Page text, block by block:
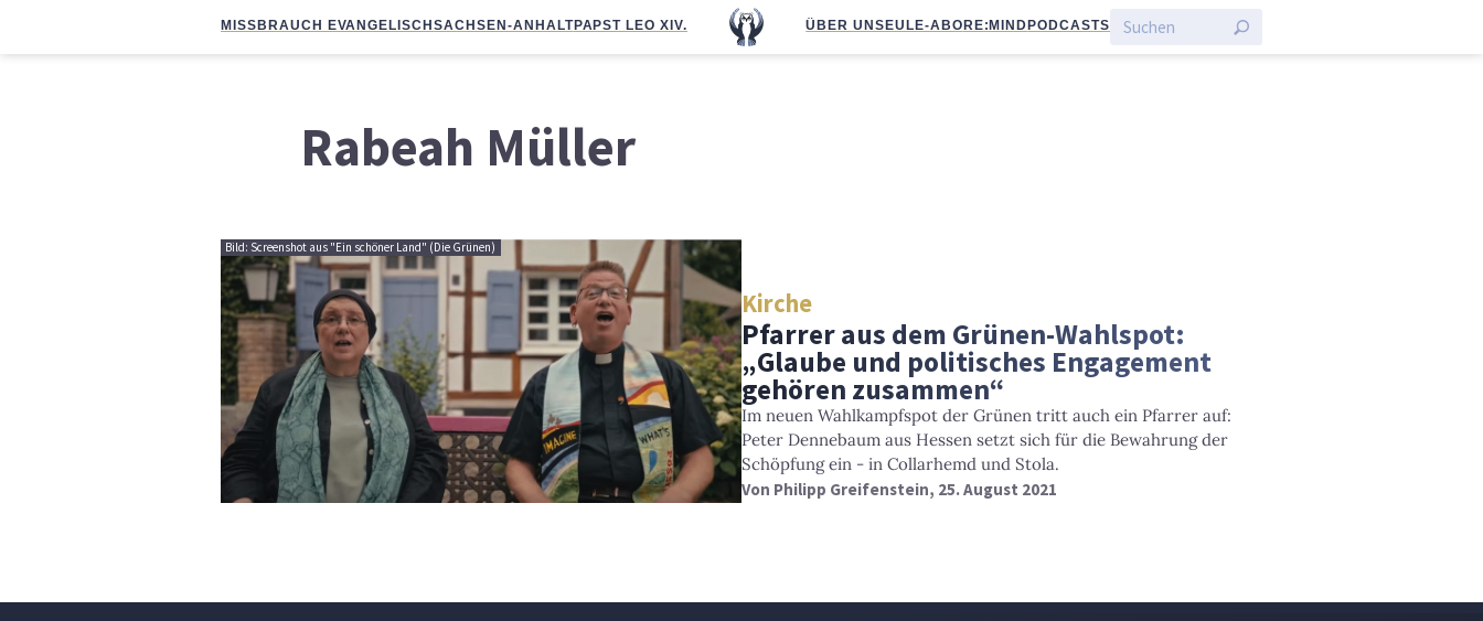
MISSBRAUCH EVANGELISCHSACHSEN-ANHALTPAPST LEO XIV. ÜBER UNS EULE-ABO RE:MIND PODCASTS
Rabeah Müller
Bild: Screenshot aus "Ein schöner Land" (Die Grünen)
Kirche
Pfarrer aus dem Grünen-Wahlspot:
„Glaube und politisches Engagement
gehören zusammen“
Im neuen Wahlkampfspot der Grünen tritt auch ein Pfarrer auf:
Peter Dennebaum aus Hessen setzt sich für die Bewahrung der
Schöpfung ein - in Collarhemd und Stola.
Von Philipp Greifenstein, 25. August 2021